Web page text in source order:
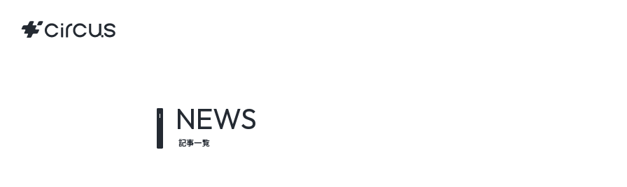
NEWS
記事一覧